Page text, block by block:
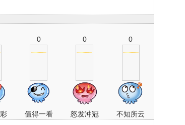
0
值得一看
0
怒发冲冠
0
不知所云